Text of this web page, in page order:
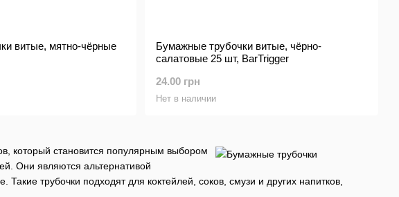
который становится популярным выбором
Они являются альтернативой
трубочки подходят для коктейлей, соков, смузи и других напитков,
витые, мятно-чёрные
Бумажные трубочки витые, чёрно-
салатовые 25 шт, BarTrigger
24.00 грн
Нет в наличии